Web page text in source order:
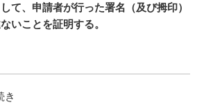
て、申請者が行った署名（及び拇印）
いことを証明する。
き